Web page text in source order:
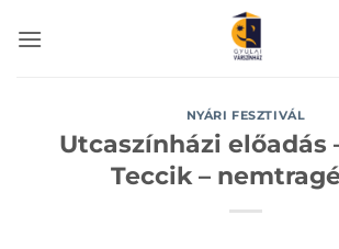
NYÁRI FESZTIVÁL
Utcaszínházi előadás
Teccik –